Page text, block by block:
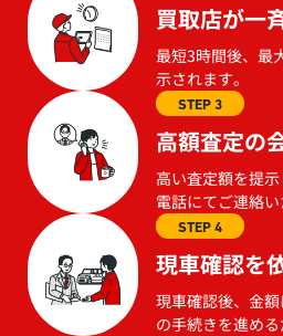
買取店が一
最短3時間後、最
示されます。
STEP 3
高額査定の
高い査定額を提
電話にてご連絡い
STEP 4
現車確認を
現車確認後、金
の手続きを進める